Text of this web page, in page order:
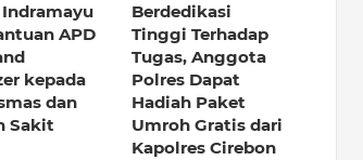
APD
kepada
dan
Sakit
Berdedikasi
Tinggi Terhadap
Tugas, Anggota
Polres Dapat
Hadiah Paket
Umroh Gratis dari
Kapolres Cirebon